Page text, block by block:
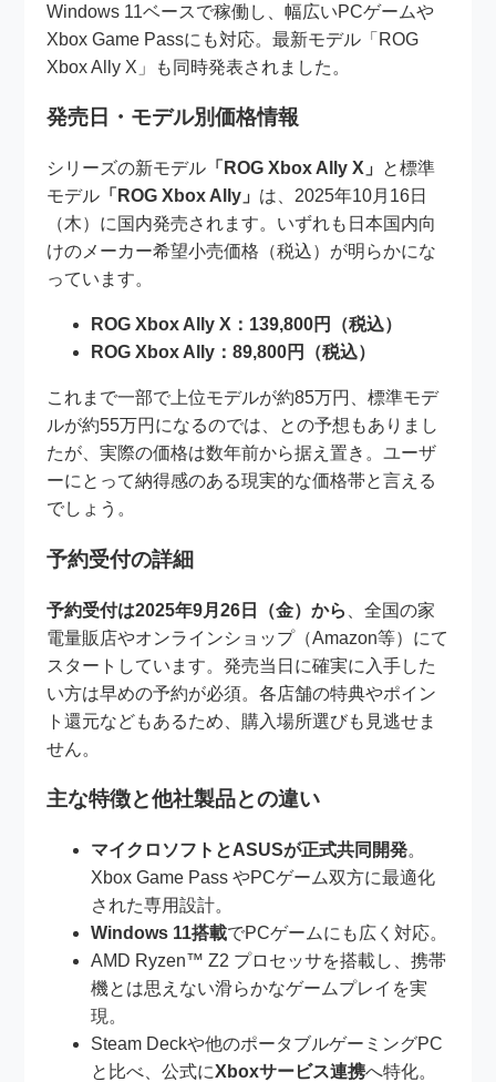
Windows 11ベースで稼働し、幅広いPCゲームや
Xbox Game Passにも対応。最新モデル「ROG
Xbox Ally X」も同時発表されました。
発売日・モデル別価格情報
シリーズの新モデル 「ROG Xbox Ally X」 と標準
モデル 「ROG Xbox Ally」 は、2025年10月16日
（木）に国内発売されます。いずれも日本国内向
けのメーカー希望小売価格（税込）が明らかにな
っています。
ROG Xbox Ally X：139,800円（税込）
ROG Xbox Ally：89,800円（税込）
これまで一部で上位モデルが約85万円、標準モデ
ルが約55万円になるのでは、との予想もありまし
たが、実際の価格は数年前から据え置き。ユーザ
ーにとって納得感のある現実的な価格帯と言える
でしょう。
予約受付の詳細
予約受付は2025年9月26日（金）から
、全国の家
電量販店やオンラインショップ（Amazon等）にて
スタートしています。発売当日に確実に入手した
い方は早めの予約が必須。各店舗の特典やポイン
ト還元などもあるため、購入場所選びも見逃せま
せん。
主な特徴と他社製品との違い
マイクロソフトとASUSが正式共同開発。
Xbox Game Pass やPCゲーム双方に最適化
された専用設計。
Windows 11搭載でPCゲームにも広く対応。
AMD Ryzen™ Z2 プロセッサを搭載し、携帯
機とは思えない滑らかなゲームプレイを実
現。
Steam Deckや他のポータブルゲーミングPC
と比べ、公式にXboxサービス連携へ特化。